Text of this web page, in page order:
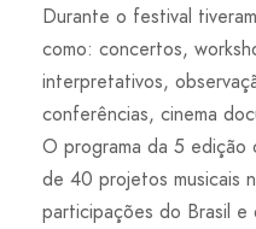
Durante o festival
como: concertos,
interpretativos,
conferências, cinema
O programa da 5 edição
de 40 projetos musicais
participações do Brasil e